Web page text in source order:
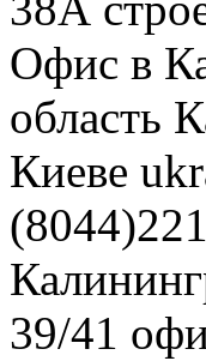
Офис в
область
Киеве
39/41